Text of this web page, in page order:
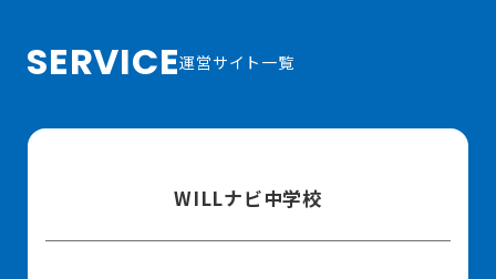
SERVICE運営サイト一覧
WILLナビ中学校